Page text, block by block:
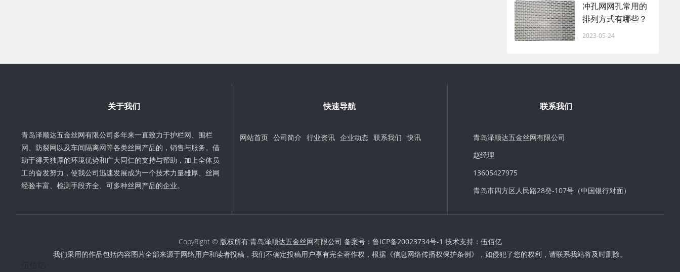
冲孔网网孔常用的
排列方式有哪些？
2023-05-24
关于我们
青岛泽顺达五金丝网有限公司多年来一直致力于护栏网、围栏
网、防裂网以及车间隔离网等各类丝网产品的，销售与服务。借
助于得天独厚的环境优势和广大同仁的支持与帮助，加上全体员
工的奋发努力，使我公司迅速发展成为一个技术力量雄厚、丝网
经验丰富、检测手段齐全、可多种丝网产品的企业。
快速导航
网站首页 公司简介 行业资讯 企业动态 联系我们 快讯
联系我们
青岛泽顺达五金丝网有限公司
赵经理
13605427975
青岛市四方区人民路28癸-107号（中国银行对面）
CopyRight © 版权所有:青岛泽顺达五金丝网有限公司 备案号： 鲁ICP备20023734号-1 技术支持： 伍佰亿
我们采用的作品包括内容图片全部来源于网络用户和读者投稿，我们不确定投稿用户享有完全著作权，根据《信息网络传播权保护条例》，如侵犯了您的权利，请联系我站将及时删除。